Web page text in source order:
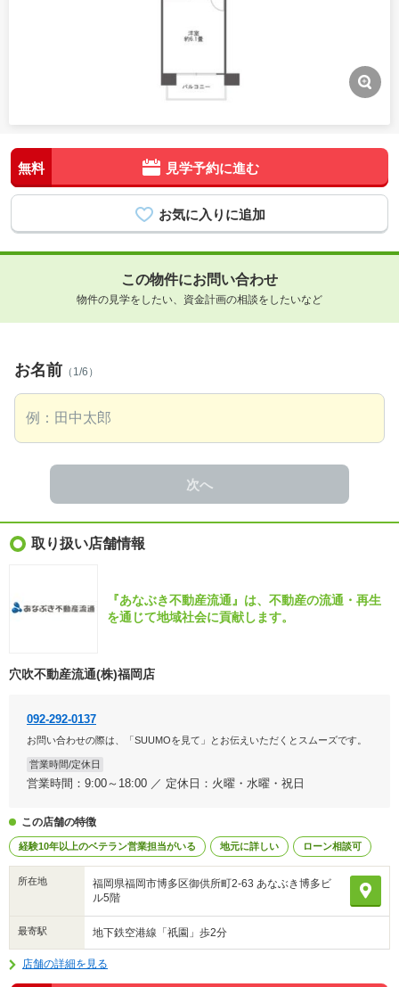
無料 見学予約に進む
この物件にお問い合わせ
物件の見学をしたい、資金計画の相談をしたいなど
お名前 （1/6）
次へ
取り扱い店舗情報
『あなぶき不動産流通』は、不動産の流通・再生
を通じて地域社会に貢献します。
穴吹不動産流通(株)福岡店
092-292-0137
お問い合わせの際は、「SUUMOを見て」とお伝えいただくとスムーズです。
営業時間/定休日
営業時間：9:00～18:00 ／ 定休日：火曜・水曜・祝日
この店舗の特徴
経験10年以上のベテラン営業担当がいる 地元に詳しい ローン相談可
所在地
福岡県福岡市博多区御供所町2-63 あなぶき博多ビ
ル5階
最寄駅 地下鉄空港線「祇園」歩2分
店舗の詳細を見る